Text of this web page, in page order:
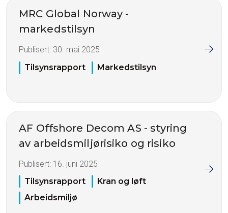
MRC Global Norway -
markedstilsyn
Publisert: 30. mai 2025
Tilsynsrapport
Markedstilsyn
AF Offshore Decom AS - styring
av arbeidsmiljørisiko og risiko
Publisert: 16. juni 2025
Tilsynsrapport
Kran og løft
Arbeidsmiljø